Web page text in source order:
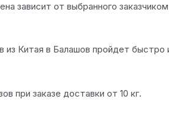
зависит от выбранного
Китая в Балашов пройдет быстро
при заказе доставки от 10 кг.